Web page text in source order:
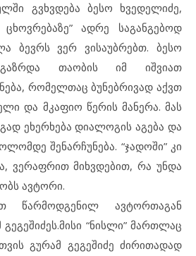
გვხვდება ბესო ხვედელიძე,
ადრე საგანგებოდ
ბევრს ვერ ვისაუბრებთ. ბესო
თაობის იმ იშვიათ
რომელთაც ბუნებრივად აქვთ
და მკაფიო წერის მანერა. მას
ეხერხება დიალოგის აგება და
შენარჩუნება. “ჯადოში” კი
ვერაფრით მიხვდებით, რა უნდა
ავტორი.
წარმოდგენილ ავტორთაგან
“ნისლი” მართლაც
გურამ გეგეშიძე ძირითადად